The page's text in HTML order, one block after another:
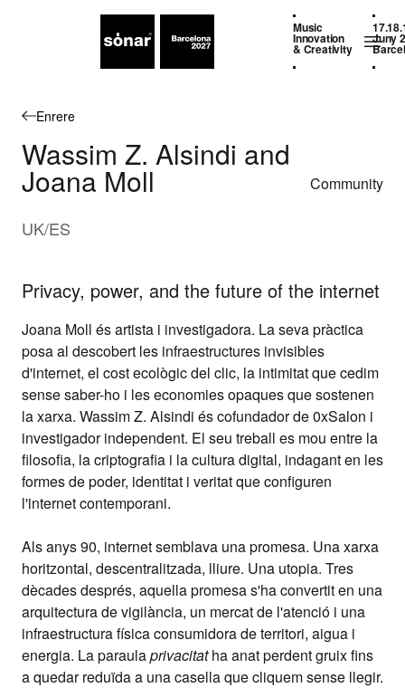
Music
Innovation
& Creativity
Juny
Enrere
Wassim Z. Alsindi and
Joana Moll Community
UK/ES
Privacy, power, and the future of the internet
Joana Moll és artista i investigadora. La seva pràctica
posa al descobert les infraestructures invisibles
d'internet, el cost ecològic del clic, la intimitat que cedim
sense saber-ho i les economies opaques que sostenen
la xarxa. Wassim Z. Alsindi és cofundador de 0xSalon i
investigador independent. El seu treball es mou entre la
filosofia, la criptografia i la cultura digital, indagant en les
formes de poder, identitat i veritat que configuren
l'internet contemporani.
Als anys 90, internet semblava una promesa. Una xarxa
horitzontal, descentralitzada, lliure. Una utopia. Tres
dècades després, aquella promesa s'ha convertit en una
arquitectura de vigilància, un mercat de l'atenció i una
infraestructura física consumidora de territori, aigua i
energia. La paraulaprivacitatha anat perdent gruix fins
a quedar reduïda a una casella que cliquem sense llegir.